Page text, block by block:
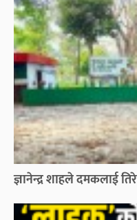
ज्ञानेन्द्र शाहले दमकलाई